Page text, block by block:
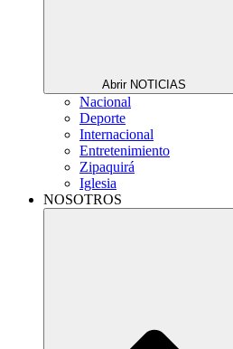
Abrir NOTICIAS
Nacional
Deporte
Internacional
Entretenimiento
Zipaquirá
Iglesia
NOSOTROS